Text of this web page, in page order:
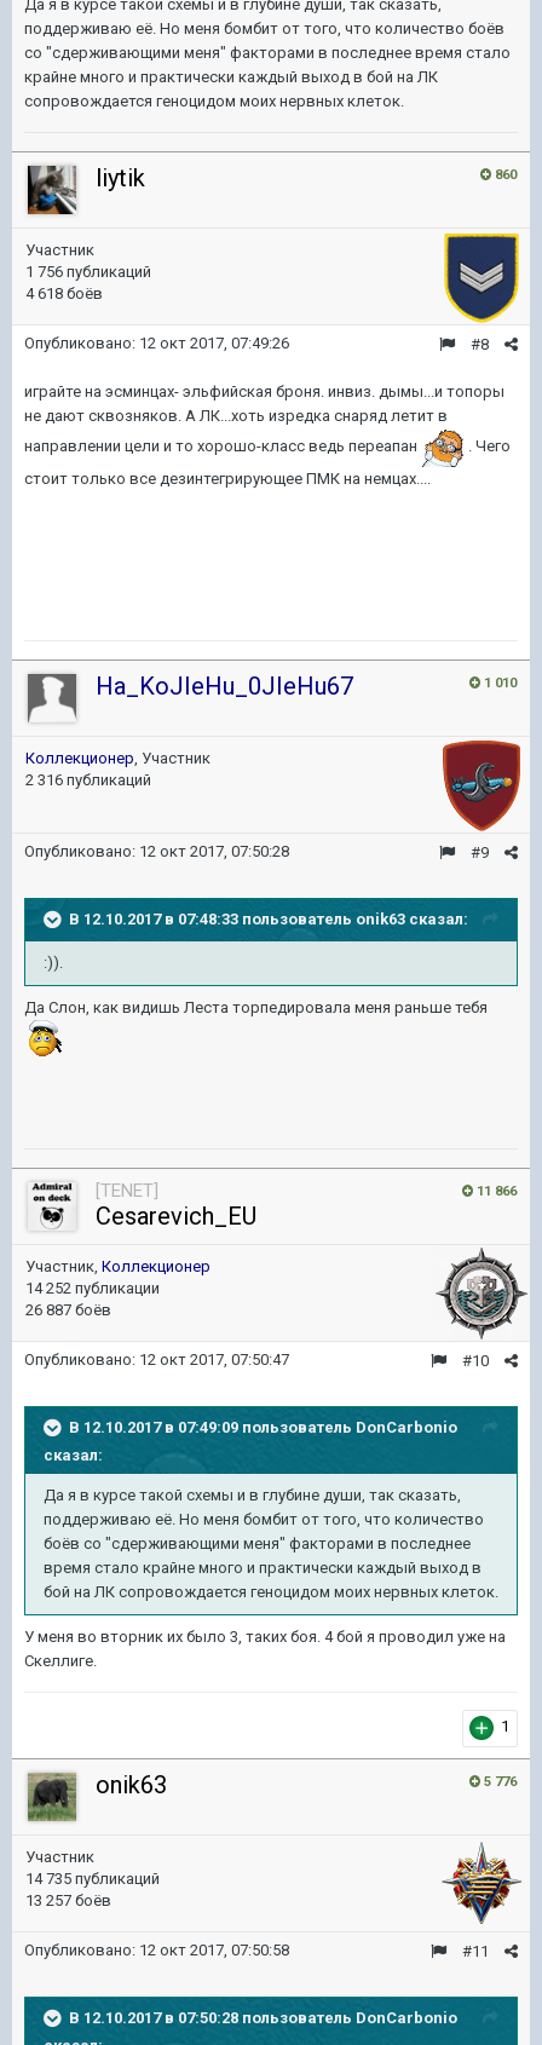
Да я в курсе такой схемы и в глубине души, так сказать,
поддерживаю её. Но меня бомбит от того, что количество боёв
со "сдерживающими меня" факторами в последнее время стало
крайне много и практически каждый выход в бой на ЛК
сопровождается геноцидом моих нервных клеток.
860
liytik
Участник
1 756 публикаций
4 618 боёв
#8
Опубликовано: 12 окт 2017, 07:49:26
играйте на эсминцах- эльфийская броня. инвиз. дымы...и топоры
не дают сквозняков. А ЛК...хоть изредка снаряд летит в
направлении цели и то хорошо-класс ведь переапан
. Чего
стоит только все дезинтегрирующее ПМК на немцах....
1 010
Ha_KoJIeHu_0JIeHu67
Коллекционер, Участник
2 316 публикаций
#9
Опубликовано: 12 окт 2017, 07:50:28
В 12.10.2017 в 07:48:33 пользователь onik63 сказал:
:)).
Да Слон, как видишь Леста торпедировала меня раньше тебя
11 866
[TENET]
Cesarevich_EU
Участник, Коллекционер
14 252 публикации
26 887 боёв
#10
Опубликовано: 12 окт 2017, 07:50:47
В 12.10.2017 в 07:49:09 пользователь DonCarbonio
сказал:
Да я в курсе такой схемы и в глубине души, так сказать,
поддерживаю её. Но меня бомбит от того, что количество
боёв со "сдерживающими меня" факторами в последнее
время стало крайне много и практически каждый выход в
бой на ЛК сопровождается геноцидом моих нервных клеток.
У меня во вторник их было 3, таких боя. 4 бой я проводил уже на
Скеллиге.
1
5 776
onik63
Участник
14 735 публикаций
13 257 боёв
#11
Опубликовано: 12 окт 2017, 07:50:58
В 12.10.2017 в 07:50:28 пользователь DonCarbonio